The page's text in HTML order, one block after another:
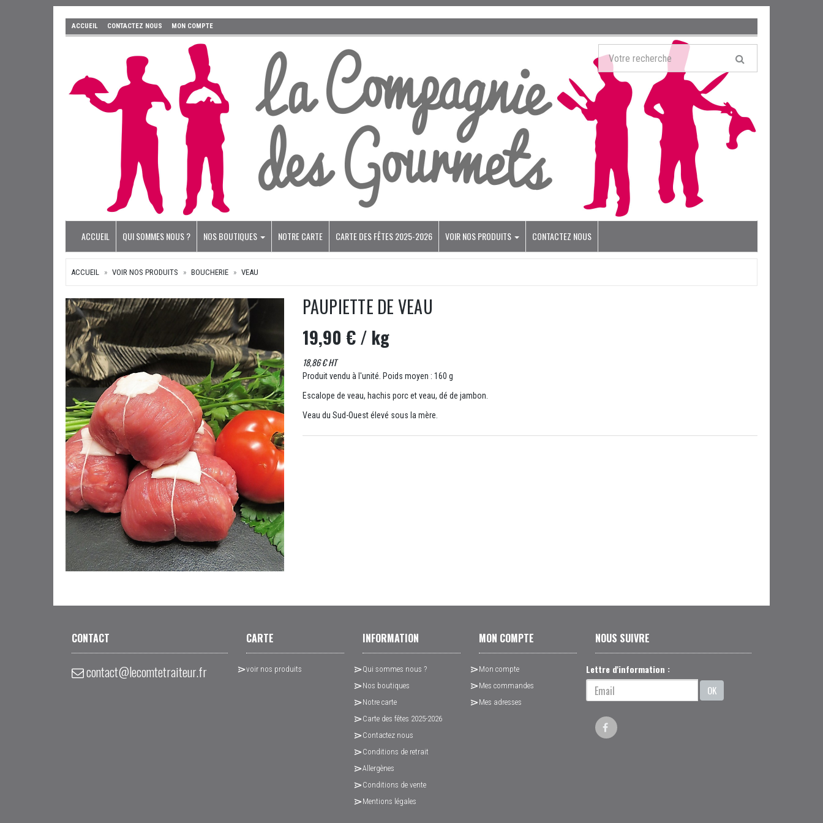
ACCUEIL CONTACTEZ NOUS MON COMPTE
ACCUEIL QUI SOMMES NOUS ? NOS BOUTIQUES NOTRE CARTE CARTE DES FÊTES 2025-2026 VOIR NOS PRODUITS CONTACTEZ NOUS
ACCUEIL VOIR NOS PRODUITS BOUCHERIE VEAU
PAUPIETTE DE VEAU
19,90 €/ kg
18,86 € HT
Produit vendu à l'unité. Poids moyen : 160 g
Escalope de veau, hachis porc et veau, dé de jambon.
Veau du Sud-Ouest élevé sous la mère.
CONTACT
contact@lecomtetraiteur.fr
CARTE
voir nos produits
INFORMATION
Qui sommes nous ?
Nos boutiques
Notre carte
Carte des fêtes 2025-2026
Contactez nous
Conditions de retrait
Allergènes
Conditions de vente
Mentions légales
MON COMPTE
Mon compte
Mes commandes
Mes adresses
NOUS SUIVRE
Lettre d'information :
OK